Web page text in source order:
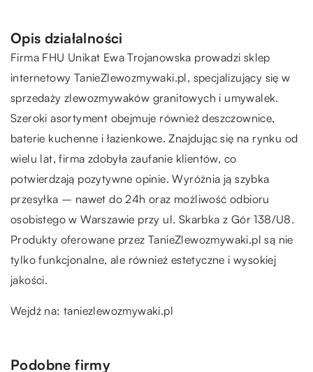
Opis działalności
Firma FHU Unikat Ewa Trojanowska prowadzi sklep
internetowy TanieZlewozmywaki.pl, specjalizujący się w
sprzedaży zlewozmywaków granitowych i umywalek.
Szeroki asortyment obejmuje również deszczownice,
baterie kuchenne i łazienkowe. Znajdując się na rynku od
wielu lat, firma zdobyła zaufanie klientów, co
potwierdzają pozytywne opinie. Wyróżnia ją szybka
przesyłka – nawet do 24h oraz możliwość odbioru
osobistego w Warszawie przy ul. Skarbka z Gór 138/U8.
Produkty oferowane przez TanieZlewozmywaki.pl są nie
tylko funkcjonalne, ale również estetyczne i wysokiej
jakości.
Wejdź na:taniezlewozmywaki.pl
Podobne firmy